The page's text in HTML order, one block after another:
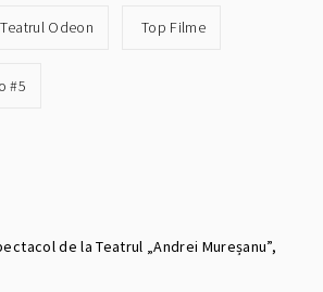
Teatrul Odeon Top Filme
#5
de la Teatrul „Andrei Mureșanu”,